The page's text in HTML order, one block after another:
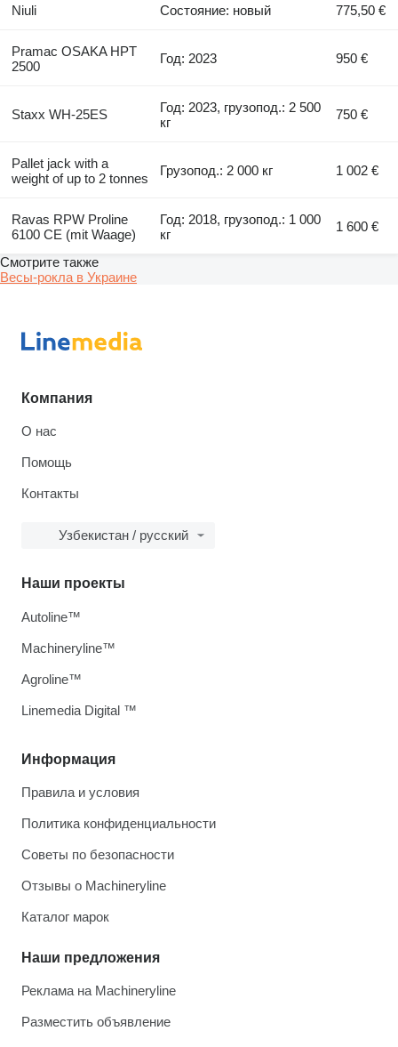
Niuli Состояние: новый 775,50 €
Pramac OSAKA HPT
2500
Год: 2023 950 €
Staxx WH-25ES
Год: 2023, грузопод.: 2 500
кг
750 €
Pallet jack with a
weight of up to 2 tonnes
Грузопод.: 2 000 кг 1 002 €
Ravas RPW Proline
6100 CE (mit Waage)
Год: 2018, грузопод.: 1 000
кг
1 600 €
Смотрите также
Весы-рокла в Украине
Компания
О нас
Помощь
Контакты
Узбекистан / русский
Информация
Правила и условия
Политика конфиденциальности
Советы по безопасности
Отзывы о Machineryline
Каталог марок
Наши предложения
Реклама на Machineryline
Разместить объявление
Наши проекты
Autoline™
Machineryline™
Agroline™
Linemedia Digital ™